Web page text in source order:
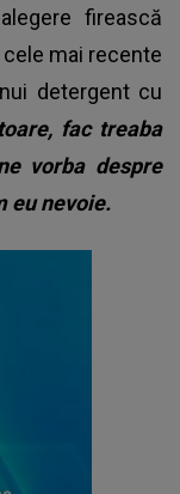
firească
mai recente
detergent cu
fac treaba
vorba despre
eu nevoie.